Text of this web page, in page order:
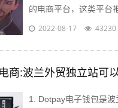
的电商平台，这类平台
自己掌握的方法如下：
2022-08-17 43230
1. Dotpay电子钱包是